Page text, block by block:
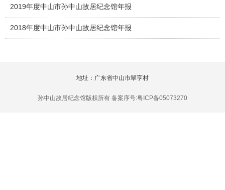
2019年度中山市孙中山故居纪念馆年报
2018年度中山市孙中山故居纪念馆年报
地址：广东省中山市翠亨村
孙中山故居纪念馆版权所有 备案序号:粤ICP备05073270